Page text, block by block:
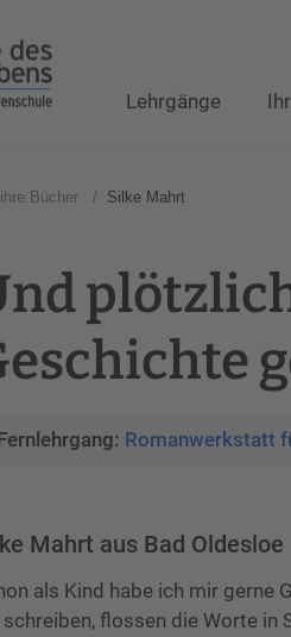
Lehrgänge
Bücher / Silke Mahrt
Romanwerkstatt
Mahrt aus Bad Oldesloe
als Kind habe ich mir gerne
schreiben, flossen die Worte